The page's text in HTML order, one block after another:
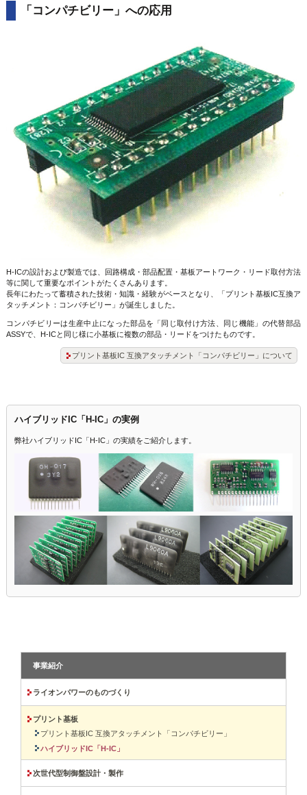
「コンパチビリー」への応用
H-ICの設計および製造では、回路構成・部品配置・基板アートワーク・リード取付方法
等に関して重要なポイントがたくさんあります。
長年にわたって蓄積された技術・知識・経験がベースとなり、「プリント基板IC互換ア
タッチメント：コンパチビリー」が誕生しました。
コンパチビリーは生産中止になった部品を「同じ取付け方法、同じ機能」の代替部品
ASSYで、H-ICと同じ様に小基板に複数の部品・リードをつけたものです。
プリント基板IC 互換アタッチメント「コンパチビリー」について
ハイブリッドIC「H-IC」の実例
弊社ハイブリッドIC「H-IC」の実績をご紹介します。
事業紹介
ライオンパワーのものづくり
プリント基板
プリント基板IC 互換アタッチメント「コンパチビリー」
ハイブリッドIC「H-IC」
次世代型制御盤設計・製作